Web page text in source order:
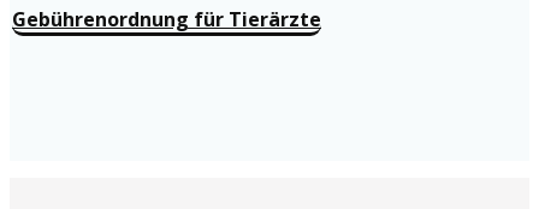
Gebührenordnung für Tierärzte